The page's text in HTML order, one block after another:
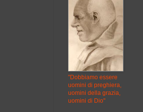
"Dobbiamo essere
uomini di preghiera,
uomini della grazia,
uomini di Dio"